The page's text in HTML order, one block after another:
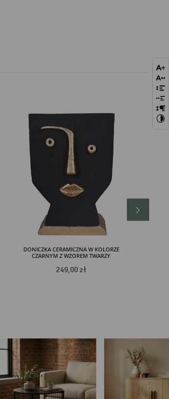
DONICZKA CERAMICZNA W KOLORZE
CZARNYM Z WZOREM TWARZY
249,00 zł